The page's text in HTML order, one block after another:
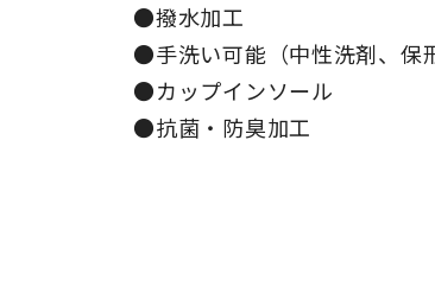
●撥水加工
●手洗い可能（中性洗剤、保
●カップインソール
●抗菌・防臭加工